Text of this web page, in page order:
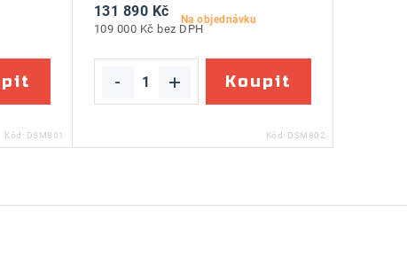
Kód: DSM801
Na objednávku
109 000 Kč bez DPH
131 890 Kč
Kód: DSM802